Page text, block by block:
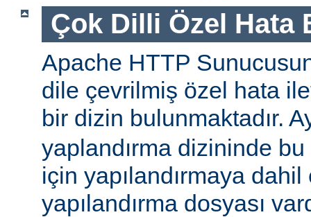
Çok Dilli Özel Hata
Apache HTTP
dile çevrilmiş özel hata
bir dizin bulunmaktadır.
yaplandırma dizininde
için yapılandırmaya
yapılandırma dosyası